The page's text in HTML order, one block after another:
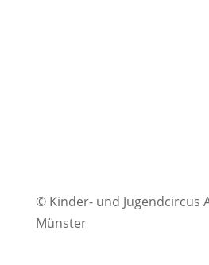
© Kinder- und Jugendcircus
Münster